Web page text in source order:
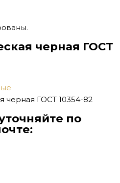
черная ГОСТ
черная ГОСТ 10354-82
по